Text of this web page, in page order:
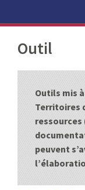
Outil
Outils mis
Territoires
peuvent